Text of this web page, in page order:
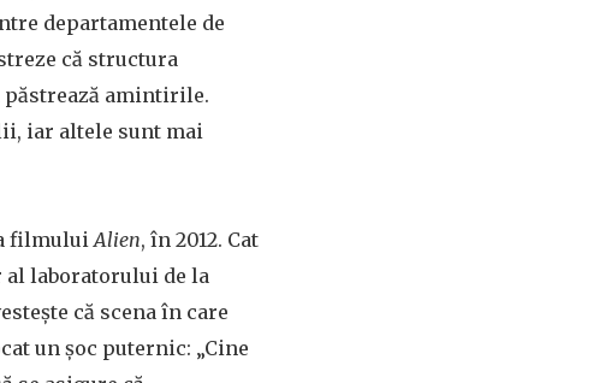
departamentele de
că structura
amintirile.
iar altele sunt mai
filmuluiAlien, în 2012. Cat
laboratorului de la
că scena în care
un șoc puternic: „Cine